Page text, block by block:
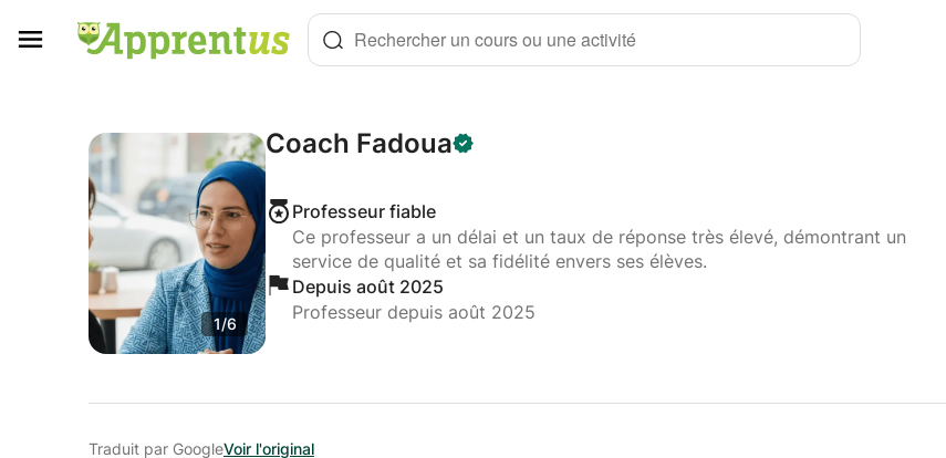
Rechercher un cours ou une activité
1/6
Coach Fadoua
Professeur fiable
Ce professeur a un délai et un taux de réponse très élevé, démontrant un
service de qualité et sa fidélité envers ses élèves.
Depuis août 2025
Professeur depuis août 2025
Traduit par GoogleVoir l'original